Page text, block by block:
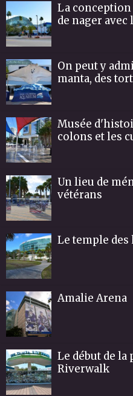
La
de nager avec
On peut y
manta, des
Musée
colons et les
Un lieu de
vétérans
Le temple
Amalie Arena
Le début de la
Riverwalk